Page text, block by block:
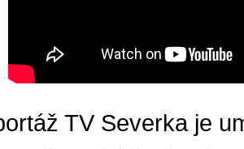
TV Severka je